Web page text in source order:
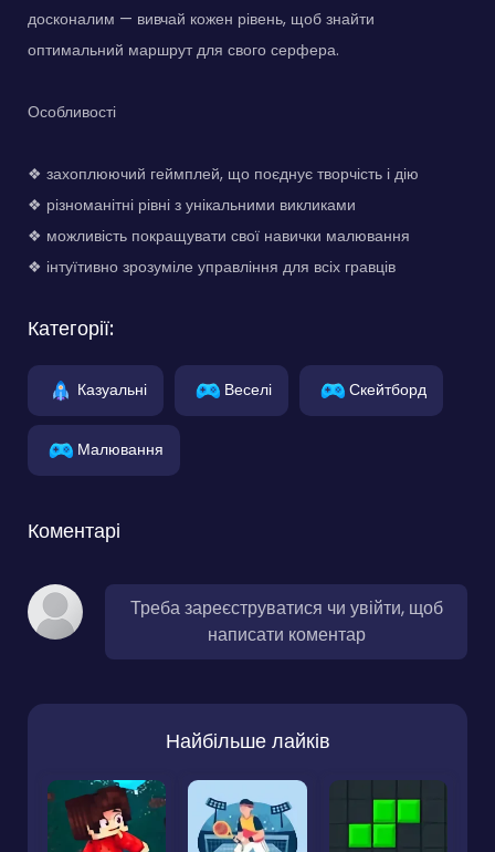
досконалим — вивчай кожен рівень, щоб знайти
оптимальний маршрут для свого серфера.
Особливості
❖ захоплюючий геймплей, що поєднує творчість і дію
❖ різноманітні рівні з унікальними викликами
❖ можливість покращувати свої навички малювання
❖ інтуїтивно зрозуміле управління для всіх гравців
Категорії:
Казуальні Веселі Скейтборд
Малювання
Коментарі
Треба зареєструватися чи увійти, щоб
написати коментар
Найбільше лайків